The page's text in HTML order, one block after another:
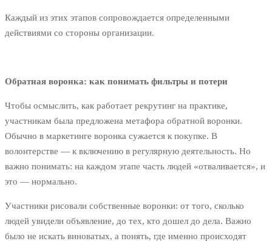
Каждый из этих этапов сопровождается определенными
действиями со стороны организации.
Обратная воронка: как понимать фильтры и потери
Чтобы осмыслить, как работает рекрутинг на практике,
участникам была предложена метафора обратной воронки.
Обычно в маркетинге воронка сужается к покупке. В
волонтерстве — к включению в регулярную деятельность. Но
важно понимать: на каждом этапе часть людей «отваливается», и
это — нормально.
Участники рисовали собственные воронки: от того, сколько
людей увидели объявление, до тех, кто дошел до дела. Важно
было не искать виноватых, а понять, где именно происходят